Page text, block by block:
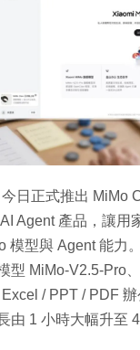
今日正式推出
Agent 產品，讓用
模型與 Agent 能力
型 MiMo-V2.5-Pro
/ PPT / PDF
由 1 小時大幅升至 4